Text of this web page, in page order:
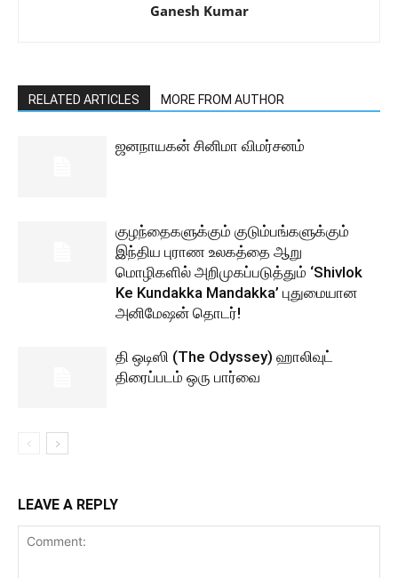
Ganesh Kumar
RELATED ARTICLES MORE FROM AUTHOR
ஜனநாயகன் சினிமா விமர்சனம்
குழந்தைகளுக்கும் குடும்பங்களுக்கும்
இந்திய புராண உலகத்தை ஆறு
மொழிகளில் அறிமுகப்படுத்தும் ‘Shivlok
Ke Kundakka Mandakka’ புதுமையான
அனிமேஷன் தொடர்!
தி ஒடிஸி (The Odyssey) ஹாலிவுட்
திரைப்படம் ஒரு பார்வை
LEAVE A REPLY